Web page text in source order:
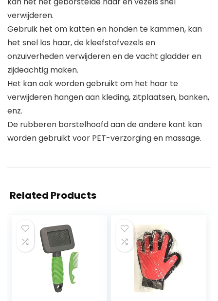
verwijderen.
Gebruik het om katten en honden te kammen, kan
het snel los haar, de kleefstofvezels en
onzuiverheden verwijderen en de vacht gladder en
zijdeachtig maken.
Het kan ook worden gebruikt om het haar te
verwijderen hangen aan kleding, zitplaatsen, banken,
enz.
De rubberen borstelhoofd aan de andere kant kan
worden gebruikt voor PET-verzorging en massage.
Related Products